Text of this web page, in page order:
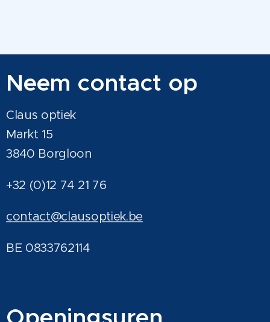
Neem contact op
Claus optiek
Markt 15
3840 Borgloon
+32 (0)12 74 21 76
contact@clausoptiek.be
BE 0833762114